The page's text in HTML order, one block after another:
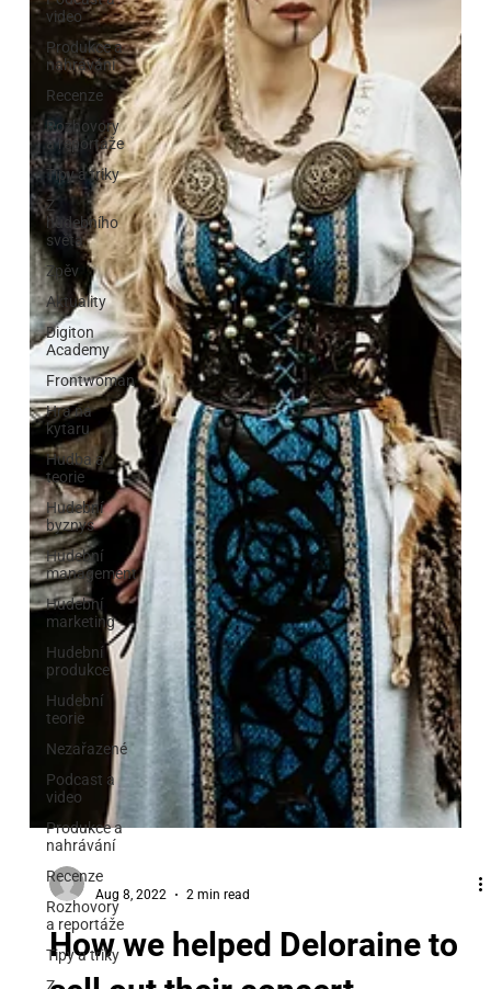
video
Produkce a
nahrávání
Recenze
Rozhovory
a reportáže
Tipy a triky
Z
hudebního
světa
Zpěv
Aktuality
Digiton
Academy
Frontwoman
Hra na
kytaru
Hudba a
teorie
Hudební
byznys
Hudební
management
Hudební
marketing
Hudební
produkce
Hudební
teorie
Nezařazené
Podcast a
video
Produkce a
nahrávání
Recenze
Rozhovory
a reportáže
Tipy a triky